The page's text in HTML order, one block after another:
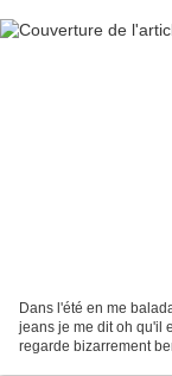
Dans l'été en me
jeans je me dit oh qu'il
regarde bizarrement